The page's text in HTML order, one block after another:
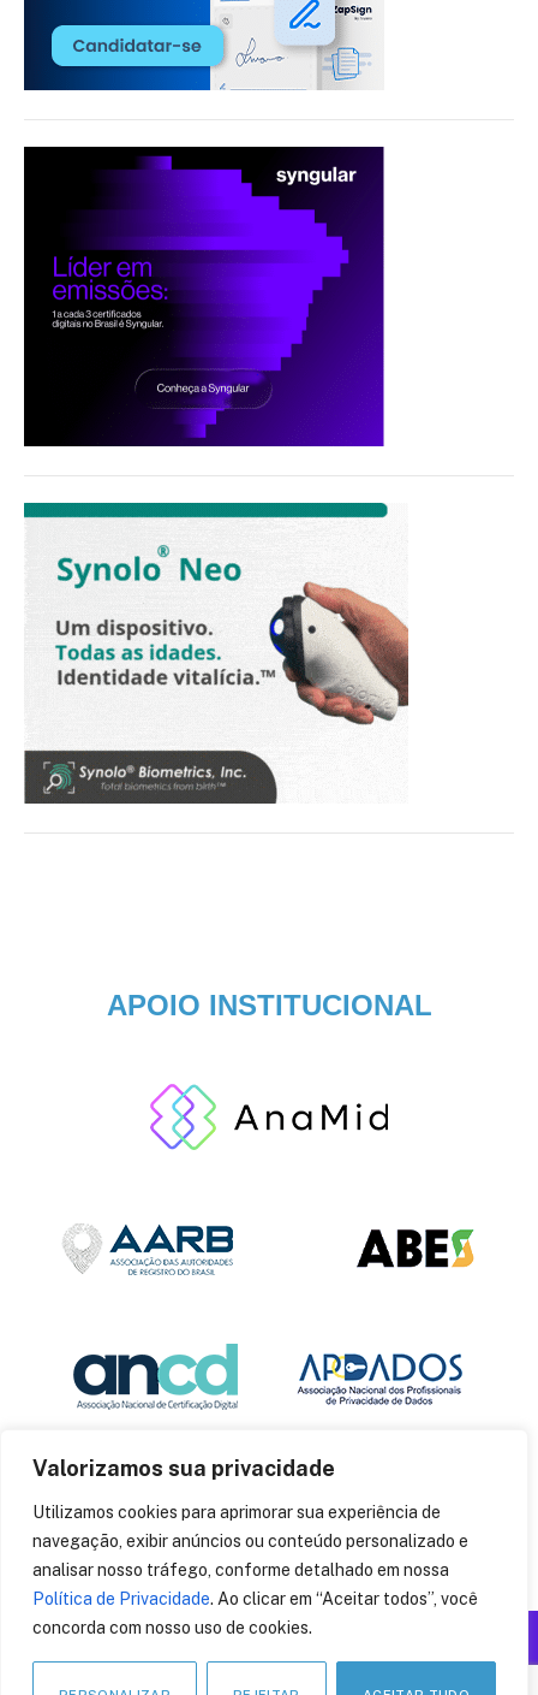
Valorizamos sua privacidade
Utilizamos cookies para aprimorar sua experiência de
navegação, exibir anúncios ou conteúdo personalizado e
analisar nosso tráfego, conforme detalhado em nossa
Política de Privacidade. Ao clicar em “Aceitar todos”, você
concorda com nosso uso de cookies.
APOIO INSTITUCIONAL
© 2014CryptoID. Todos os direitos reservados.